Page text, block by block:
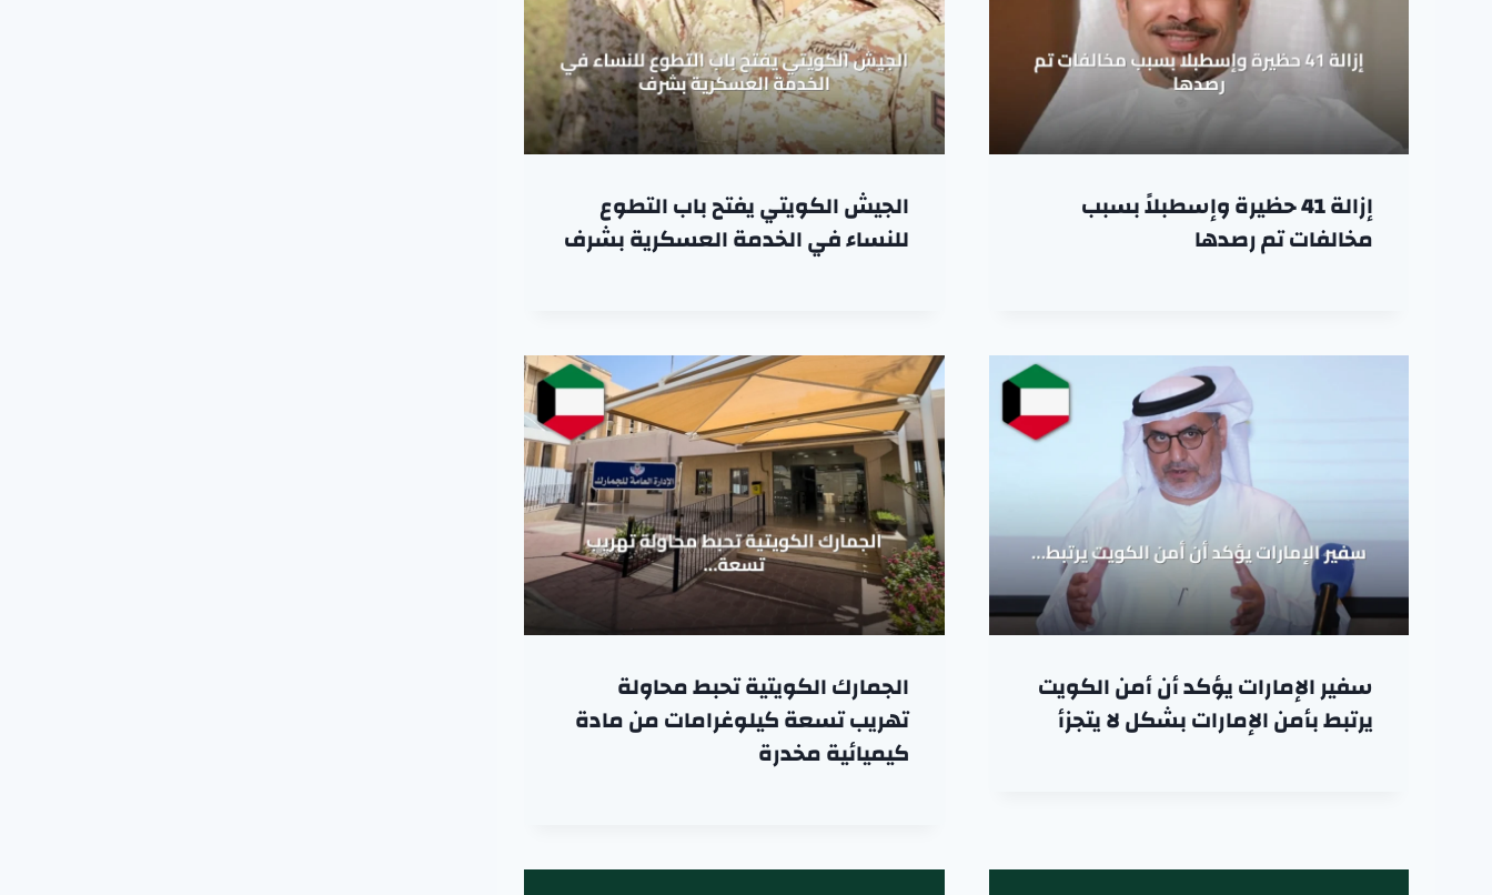
إزالة 41 حظيرة وإسطبلاً بسبب
مخالفات تم رصدها
الجيش الكويتي يفتح باب التطوع
للنساء في الخدمة العسكرية بشرف
سفير الإمارات يؤكد أن أمن الكويت
يرتبط بأمن الإمارات بشكل لا يتجزأ
الجمارك الكويتية تحبط محاولة
تهريب تسعة كيلوغرامات من مادة
كيميائية مخدرة